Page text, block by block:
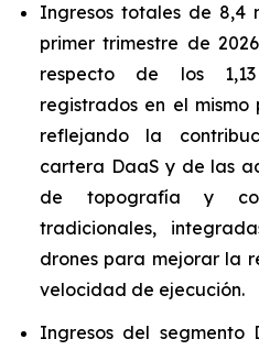
Ingresos totales de 8,4
primer trimestre de
respecto de los
registrados en el
reflejando la
cartera DaaS y de las
de topografía y
tradicionales,
drones para mejorar la
velocidad de ejecución.
Ingresos del segmento